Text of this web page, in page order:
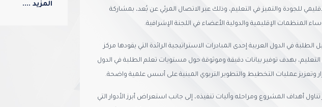
للجودة والتميز في التعليم، وذلك عبر الاتصال المرئي عن بُعد، بمشاركة
المنظمات الإقليمية والدولية الأعضاء في اللجنة الإشرافية.
في الدول العربية إحدى المبادرات الاستراتيجية الرائدة التي يقودها مركز
التعليم، بهدف توفير بيانات دقيقة وموثوقة حول مستويات تعلم الطلبة في الدول
وتعزيز عمليات التخطيط والتطوير التربوي المبنية على أسس علمية واضحة.
أهداف المشروع ومراحله وآليات تنفيذه، إلى جانب استعراض أبرز الأدوار التي
المزيد ....